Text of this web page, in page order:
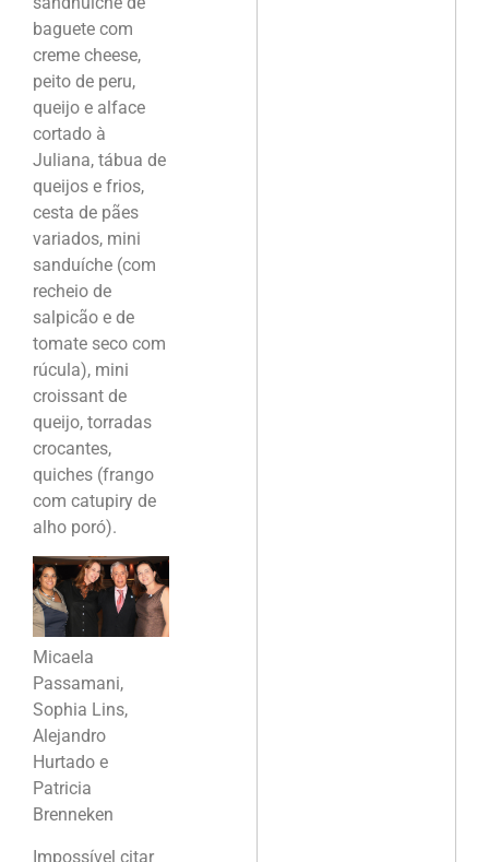
baguete com
creme cheese,
peito de peru,
queijo e alface
cortado à
Juliana, tábua de
queijos e frios,
cesta de pães
variados, mini
sanduíche (com
recheio de
salpicão e de
tomate seco com
rúcula), mini
croissant de
queijo, torradas
crocantes,
quiches (frango
com catupiry de
alho poró).
Micaela
Passamani,
Sophia Lins,
Alejandro
Hurtado e
Patricia
Brenneken
Impossível citar